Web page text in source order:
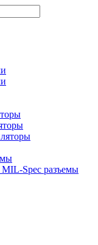
Spec разъемы